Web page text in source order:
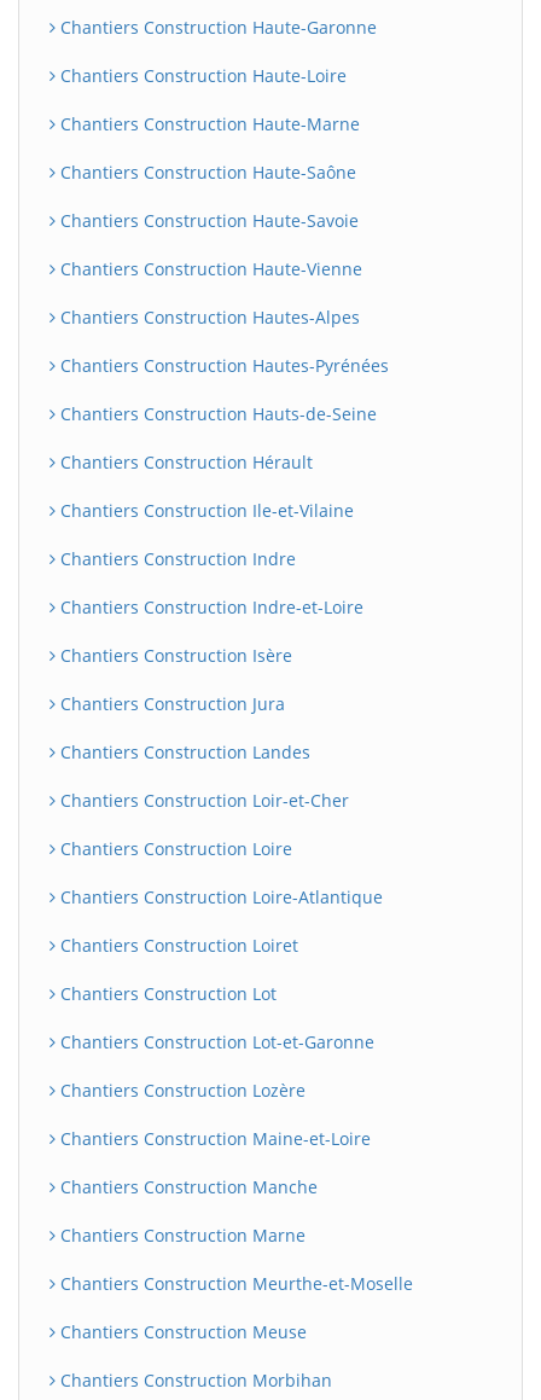
Chantiers Construction Haute-Garonne
Chantiers Construction Haute-Loire
Chantiers Construction Haute-Marne
Chantiers Construction Haute-Saône
Chantiers Construction Haute-Savoie
Chantiers Construction Haute-Vienne
Chantiers Construction Hautes-Alpes
Chantiers Construction Hautes-Pyrénées
Chantiers Construction Hauts-de-Seine
Chantiers Construction Hérault
Chantiers Construction Ile-et-Vilaine
Chantiers Construction Indre
Chantiers Construction Indre-et-Loire
Chantiers Construction Isère
Chantiers Construction Jura
Chantiers Construction Landes
Chantiers Construction Loir-et-Cher
Chantiers Construction Loire
Chantiers Construction Loire-Atlantique
Chantiers Construction Loiret
Chantiers Construction Lot
Chantiers Construction Lot-et-Garonne
Chantiers Construction Lozère
Chantiers Construction Maine-et-Loire
Chantiers Construction Manche
Chantiers Construction Marne
Chantiers Construction Meurthe-et-Moselle
Chantiers Construction Meuse
Chantiers Construction Morbihan